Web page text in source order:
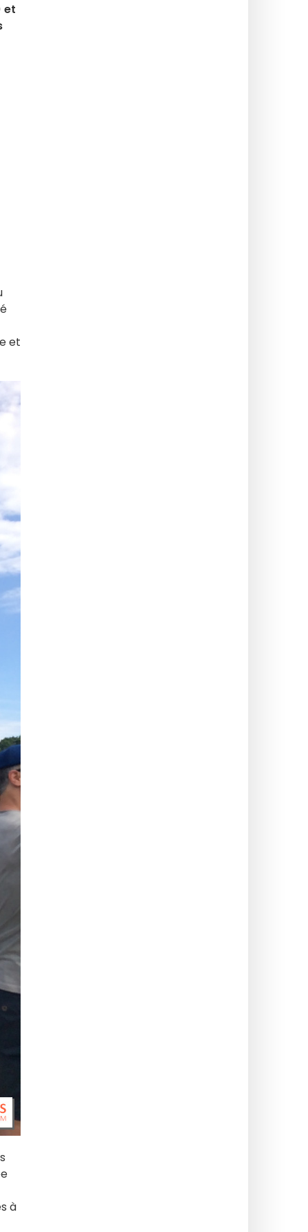
et
et
à